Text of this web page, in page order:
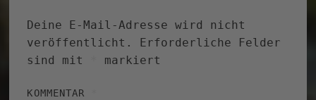
Deine E-Mail-Adresse wird nicht
veröffentlicht.
Erforderliche Felder
sind mit
markiert
KOMMENTAR